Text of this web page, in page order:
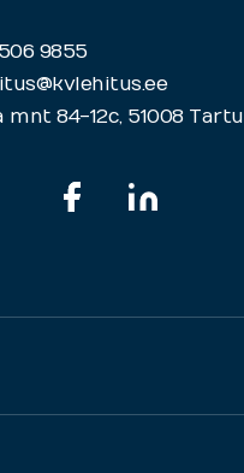
9855
mnt 84-12c, 51008 Tartu